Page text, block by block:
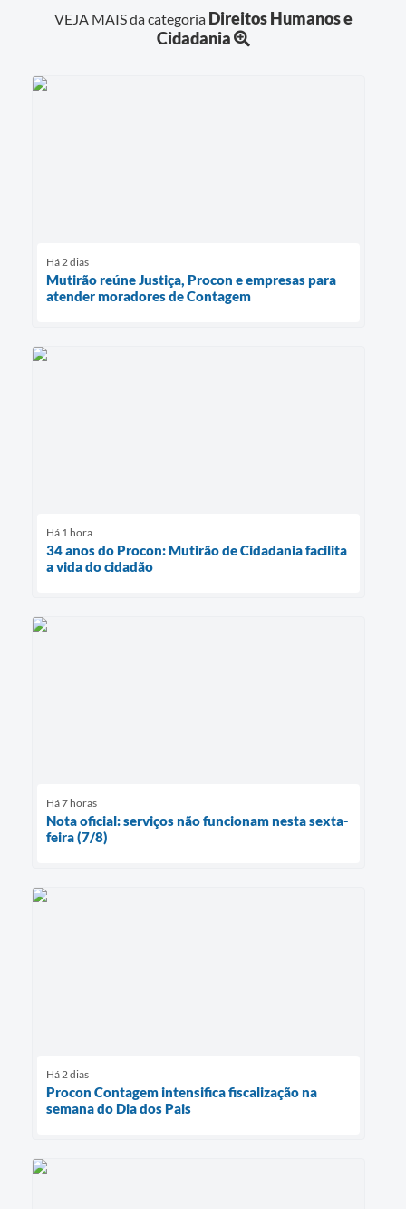
VEJA MAIS da categoria Direitos Humanos e
Cidadania
Há 2 dias
Mutirão reúne Justiça, Procon e empresas para
atender moradores de Contagem
Há 1 hora
34 anos do Procon: Mutirão de Cidadania facilita
a vida do cidadão
Há 7 horas
Nota oficial: serviços não funcionam nesta sexta-
feira (7/8)
Há 2 dias
Procon Contagem intensifica fiscalização na
semana do Dia dos Pais